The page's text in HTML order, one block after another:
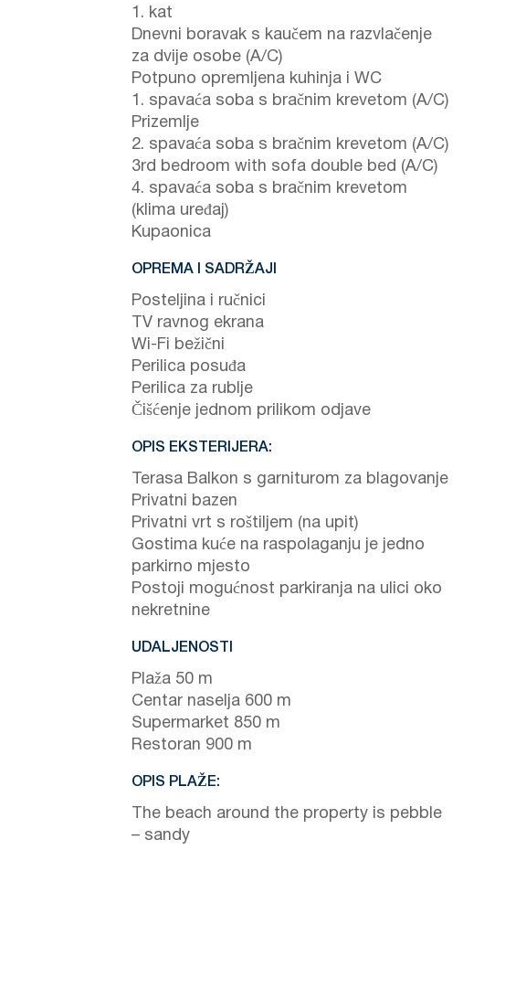
1. kat
Dnevni boravak s kaučem na razvlačenje
za dvije osobe (A/C)
Potpuno opremljena kuhinja i WC
1. spavaća soba s bračnim krevetom (A/C)
Prizemlje
2. spavaća soba s bračnim krevetom (A/C)
3rd bedroom with sofa double bed (A/C)
4. spavaća soba s bračnim krevetom
(klima uređaj)
Kupaonica
OPREMA I SADRŽAJI
Posteljina i ručnici
TV ravnog ekrana
Wi-Fi bežični
Perilica posuđa
Perilica za rublje
Čišćenje jednom prilikom odjave
OPIS EKSTERIJERA:
Terasa Balkon s garniturom za blagovanje
Privatni bazen
Privatni vrt s roštiljem (na upit)
Gostima kuće na raspolaganju je jedno
parkirno mjesto
Postoji mogućnost parkiranja na ulici oko
nekretnine
UDALJENOSTI
Plaža 50 m
Centar naselja 600 m
Supermarket 850 m
Restoran 900 m
OPIS PLAŽE:
The beach around the property is pebble
– sandy